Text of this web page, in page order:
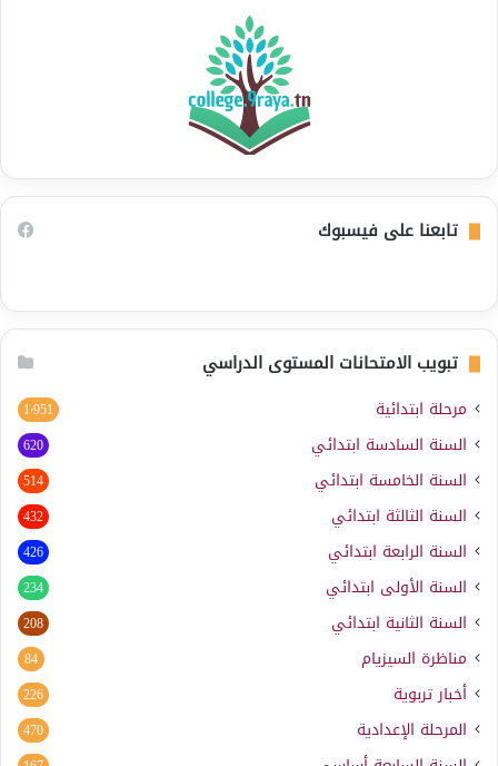
تابعنا على فيسبوك
تبويب الامتحانات المستوى الدراسي
مرحلة ابتدائية 1٬951
السنة السادسة ابتدائي 620
السنة الخامسة ابتدائي 514
السنة الثالثة ابتدائي 432
السنة الرابعة ابتدائي 426
السنة الأولى ابتدائي 234
السنة الثانية ابتدائي 208
مناظرة السيزيام 84
أخبار تربوية 226
المرحلة الإعدادية 470